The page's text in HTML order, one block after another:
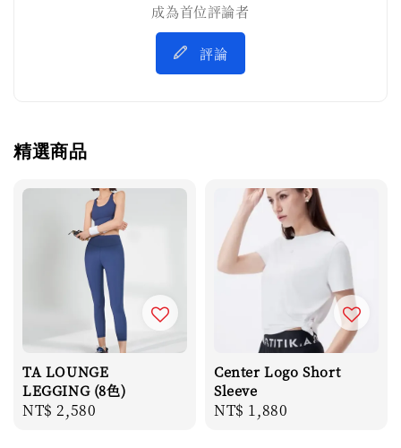
成為首位評論者
評論
精選商品
TA LOUNGE
LEGGING (8色)
Regular
NT$ 2,580
Center Logo Short
Sleeve
Regular
NT$ 1,880